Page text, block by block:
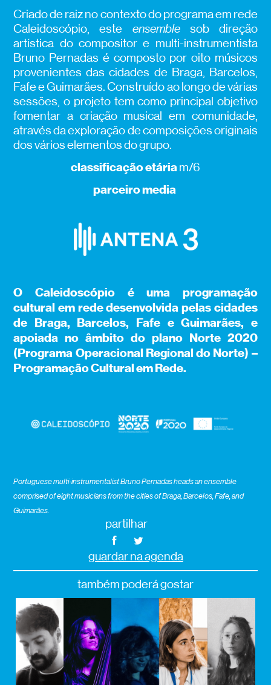
Criado de raiz no contexto do programa em rede
Caleidoscópio, este ensemblesob direção
artística do compositor e multi-instrumentista
Bruno Pernadas é composto por oito músicos
provenientes das cidades de Braga, Barcelos,
Fafe e Guimarães. Construído ao longo de várias
sessões, o projeto tem como principal objetivo
fomentar a criação musical em comunidade,
através da exploração de composições originais
dos vários elementos do grupo.
classificação etáriam/6
parceiro media
O Caleidoscópio é uma programação
cultural em rede desenvolvida pelas cidades
de Braga, Barcelos, Fafe e Guimarães, e
apoiada no âmbito do plano Norte 2020
(Programa Operacional Regional do Norte) –
Programação Cultural em Rede.
Portuguese multi-instrumentalist Bruno Pernadas heads an ensemble
comprised of eight musicians from the cities of Braga, Barcelos, Fafe, and
Guimarães.
partilhar
guardar na agenda
também poderá gostar